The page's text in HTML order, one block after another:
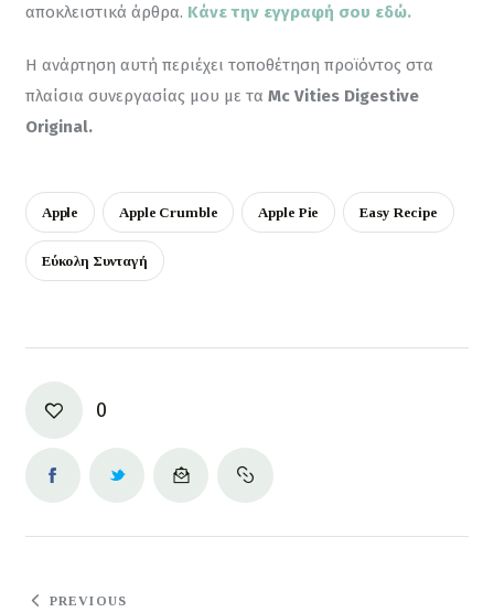
αποκλειστικά άρθρα. Κάνε την εγγραφή σου εδώ.
Η ανάρτηση αυτή περιέχει τοποθέτηση προϊόντος στα
πλαίσια συνεργασίας μου με τα Mc Vities Digestive
Original.
Apple Apple Crumble Apple Pie Easy Recipe
Εύκολη Συνταγή
0
PREVIOUS